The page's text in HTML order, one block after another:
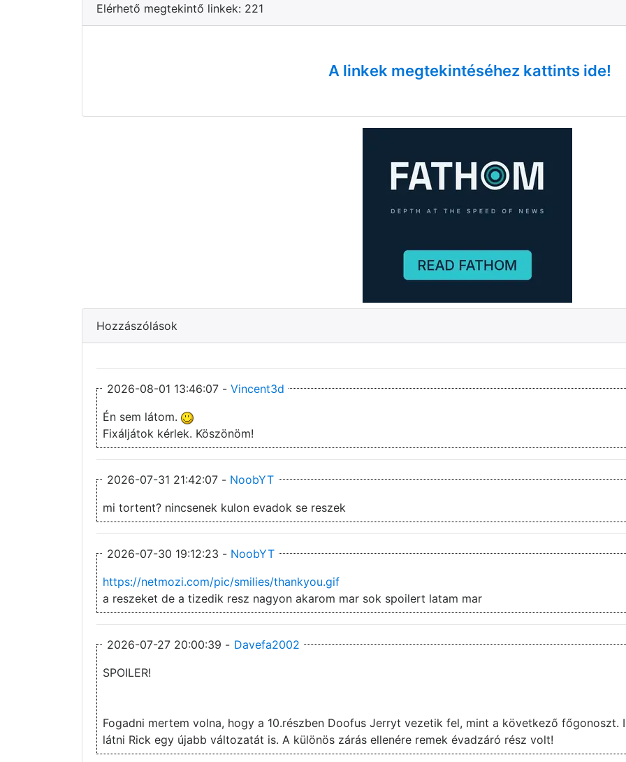
Elérhető megtekintő linkek: 221
A linkek megtekintéséhez kattints ide!
Hozzászólások
2026-08-01 13:46:07 - Vincent3d
Én sem látom.
Fixáljátok kérlek. Köszönöm!
2026-07-31 21:42:07 - NoobYT
mi tortent? nincsenek kulon evadok se reszek
2026-07-30 19:12:23 - NoobYT
https://netmozi.com/pic/smilies/thankyou.gif
a reszeket de a tizedik resz nagyon akarom mar sok spoilert latam mar
2026-07-27 20:00:39 - Davefa2002
SPOILER!
Fogadni mertem volna, hogy a 10.részben Doofus Jerryt vezetik fel, mint a következő
látni Rick egy újabb változatát is. A különös zárás ellenére remek évadzáró rész volt!